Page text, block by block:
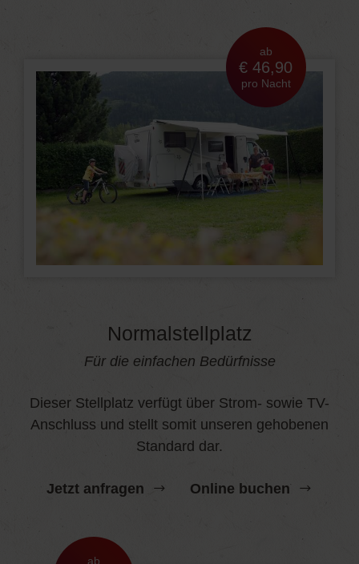
Normalstellplatz
Für die einfachen Bedürfnisse
Dieser Stellplatz verfügt über Strom- sowie TV-
Anschluss und stellt somit unseren gehobenen
Standard dar.
Jetzt anfragen Online buchen
ab
€ 46,90
pro Nacht
ab